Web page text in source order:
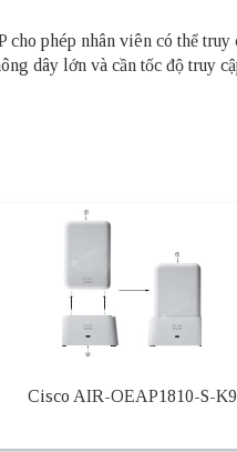
phép nhân viên có thể truy
dây lớn và cần tốc độ truy
Cisco AIR-OEAP1810-S-K9